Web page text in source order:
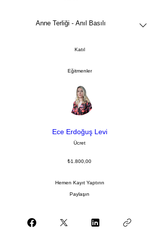
Anne Terliği - Anıl Basılı
Katıl
Eğitmenler
Ece Erdoğuş Levi
Ücret
₺1.800,00
Hemen Kayıt Yaptırın
Paylaşın